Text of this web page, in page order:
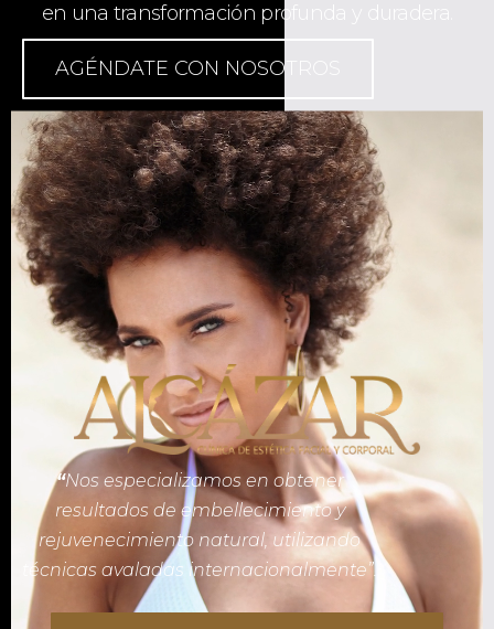
en una transformación profunda y duradera.
AGÉNDATE CON NOSOTROS
“Nos especializamos en obtener
resultados de embellecimiento y
rejuvenecimiento natural, utilizando
técnicas avaladas internacionalmente”.